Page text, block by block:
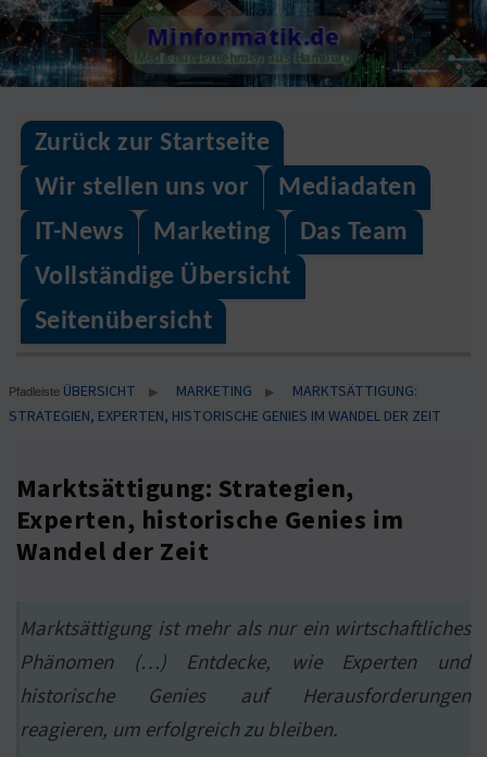
Skip
to
content
Minformatik.de
Medienunternehmen aus Hamburg
Zurück zur Startseite
Wir stellen uns vor
Mediadaten
IT-News
Marketing
Das Team
Vollständige Übersicht
Seitenübersicht
Pfadleiste ÜBERSICHT ▶ MARKETING ▶
MARKTSÄTTIGUNG:
STRATEGIEN, EXPERTEN, HISTORISCHE GENIES IM WANDEL DER ZEIT
Marktsättigung: Strategien,
Experten, historische Genies im
Wandel der Zeit
Marktsättigung ist mehr als nur ein wirtschaftliches
Phänomen (…) Entdecke, wie Experten und
historische Genies auf Herausforderungen
reagieren, um erfolgreich zu bleiben.